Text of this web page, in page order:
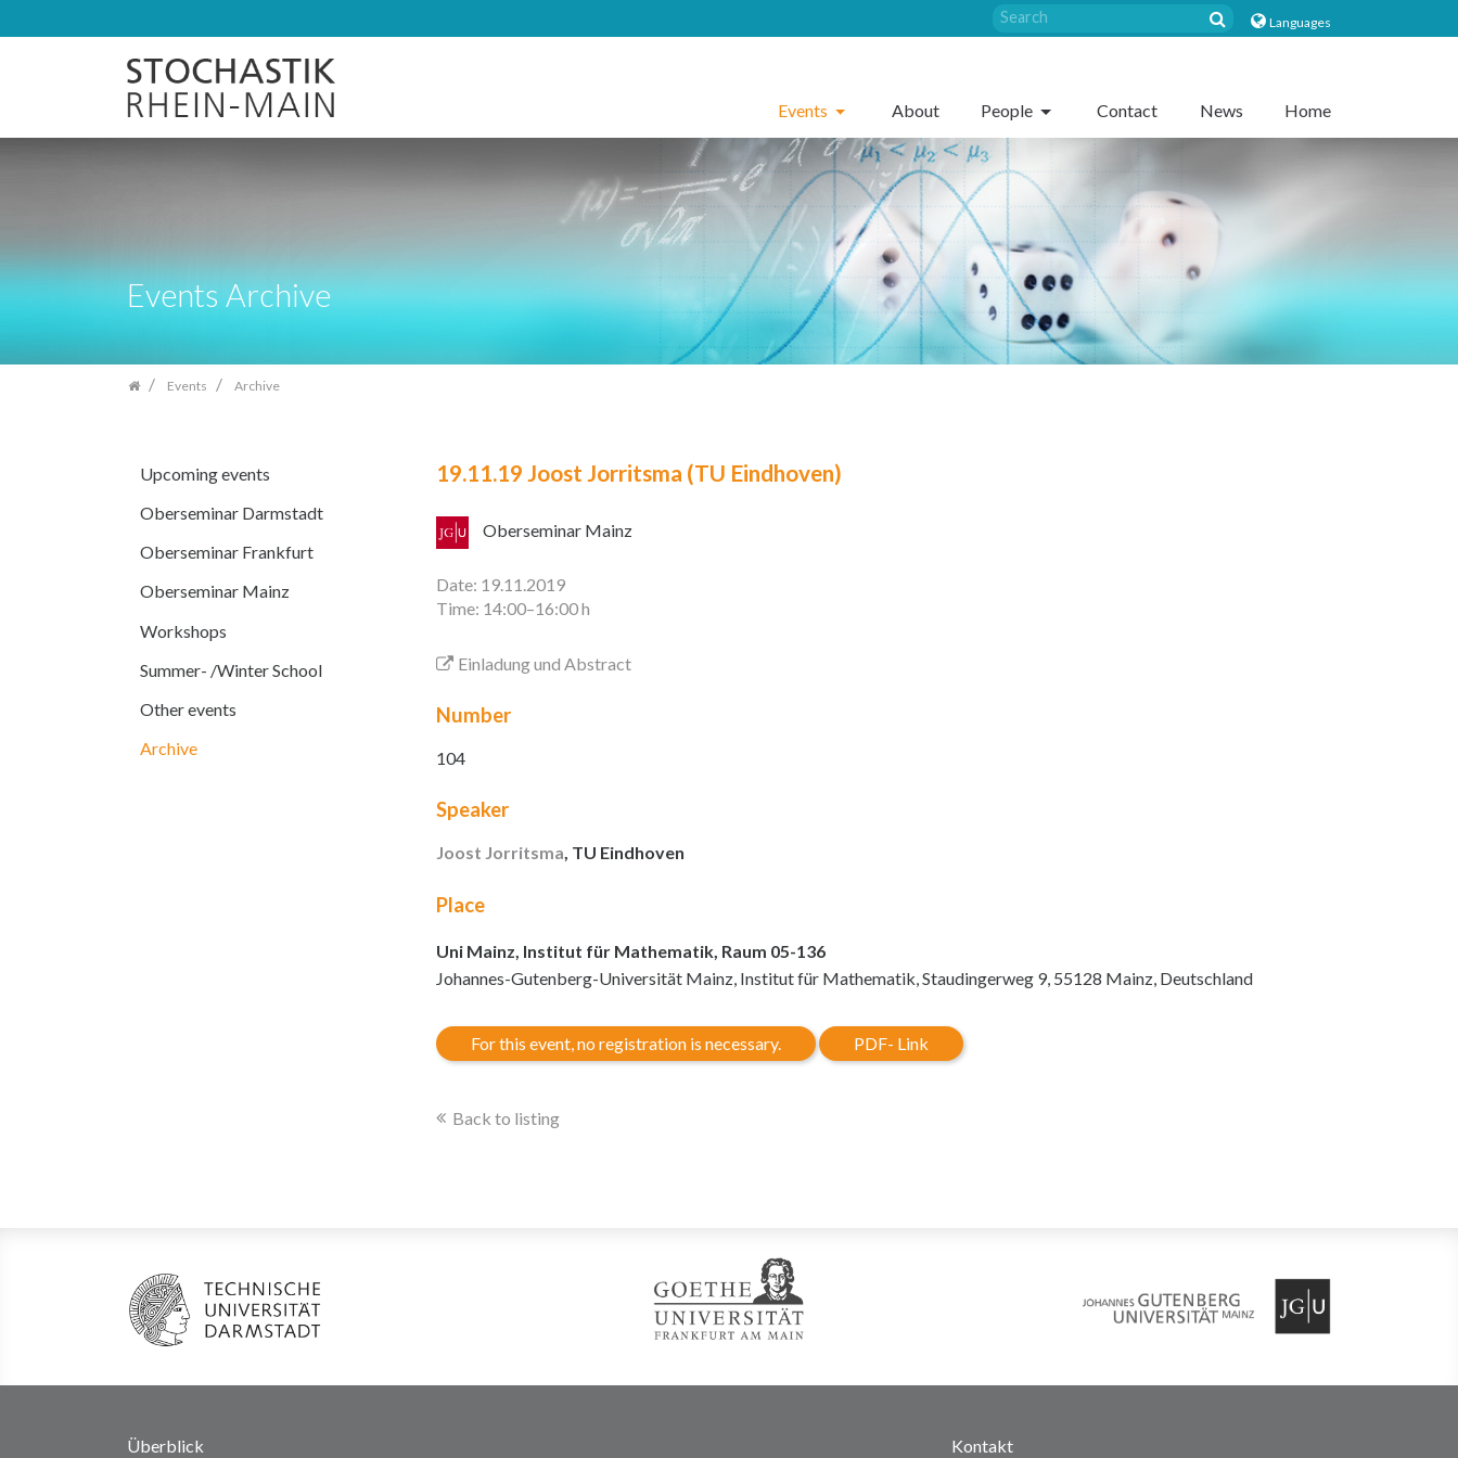
navigation
Languages
Events About People Contact News Home
Events Archive
Events Archive
Upcoming events
Oberseminar Darmstadt
Oberseminar Frankfurt
Oberseminar Mainz
Workshops
Summer- /Winter School
Other events
Archive
19.11.19 Joost Jorritsma (TU Eindhoven)
Oberseminar Mainz
Date: 19.11.2019
Time: 14:00–16:00 h
Einladung und Abstract
Number
104
Speaker
Joost Jorritsma, TU Eindhoven
Place
Uni Mainz, Institut für Mathematik, Raum 05-136
Johannes-Gutenberg-Universität Mainz, Institut für Mathematik, Staudingerweg 9, 55128 Mainz, Deutschland
For this event, no registration is necessary. PDF- Link
Back to listing
Überblick Kontakt